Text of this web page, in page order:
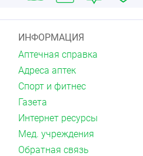
ИНФОРМАЦИЯ
Аптечная справка
Адреса аптек
Спорт и фитнес
Газета
Интернет ресурсы
Мед. учреждения
Обратная связь